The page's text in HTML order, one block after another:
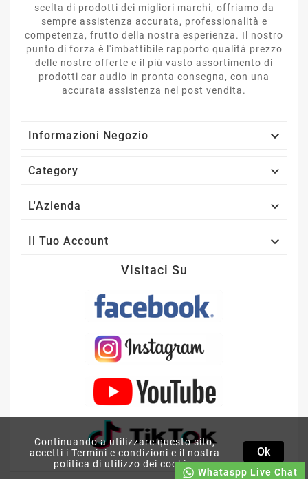
Continuando a utilizzare questo sito,
accetti i Termini e condizioni e il nostra
politica di utilizzo dei cookie.
Ok
scelta di prodotti dei migliori marchi, offriamo da
sempre assistenza accurata, professionalità e
competenza, frutto della nostra esperienza. Il nostro
punto di forza è l'imbattibile rapporto qualità prezzo
delle nostre offerte e il più vasto assortimento di
prodotti car audio in pronta consegna, con una
accurata assistenza nel post vendita.
Informazioni Negozio 
Category 
L'Azienda 
Il Tuo Account 
Visitaci Su
Whataspp Live Chat